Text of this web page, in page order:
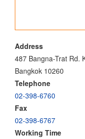
Address
487 Bangna-Trat Rd.
Bangkok 10260
Telephone
02-398-6760
Fax
02-398-6767
Working Time